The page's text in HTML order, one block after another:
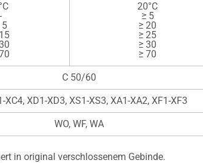
-
5
20°C
≥ 5
≥ 20
≥ 25
≥ 30
≥ 70
C 50/60
XC4, XD1-XD3, XS1-XS3, XA1-XA2, XF1-XF3
WO, WF, WA
in original verschlossenem Gebinde.